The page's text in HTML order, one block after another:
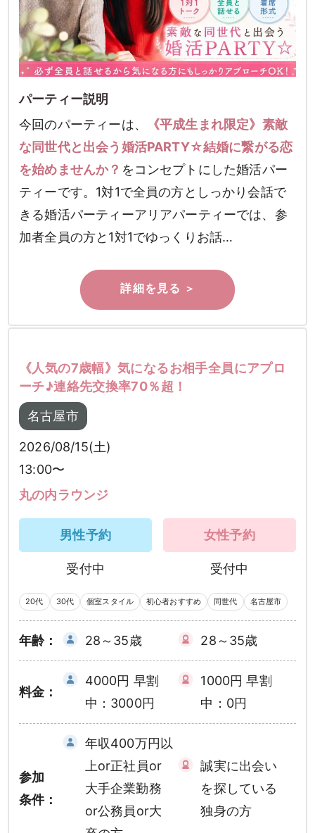
パーティー説明
今回のパーティーは、
《平成生まれ限定》素敵
な同世代と出会う婚活PARTY☆結婚に繋がる恋
を始めませんか？ をコンセプトにした婚活パー
ティーです。1対1で全員の方としっかり会話で
きる婚活パーティーアリアパーティーでは、参
加者全員の方と1対1でゆっくりお話…
《人気の7歳幅》気になるお相手全員にアプロ
ーチ♪連絡先交換率70％超！
名古屋市
2026/08/15(土)
13:00〜
丸の内ラウンジ
男性予約
受付中
女性予約
受付中
20代 30代 個室スタイル 初心者おすすめ 同世代 名古屋市
年齢： 28～35歳 28～35歳
料金：
4000円 早割
中：3000円
1000円 早割
中：0円
参加
条件：
年収400万円以
上or正社員or
大手企業勤務
or公務員or大
誠実に出会い
を探している
独身の方
男性